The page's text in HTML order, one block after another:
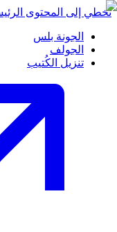
تخطي إلى المحتوى
الجونة بلس
الجولف
تنزيل الكُتيب